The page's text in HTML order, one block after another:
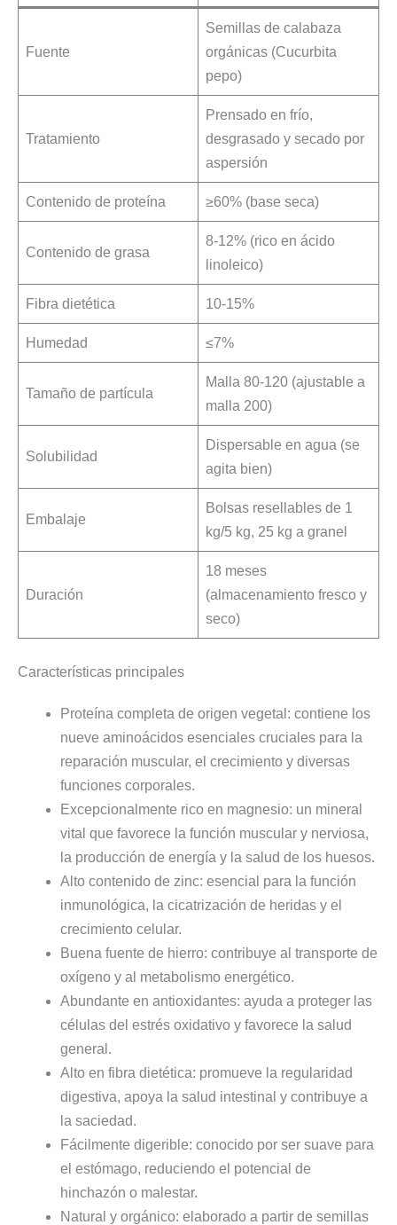
Fuente
Semillas de calabaza
orgánicas (Cucurbita
pepo)
Tratamiento
Prensado en frío,
desgrasado y secado por
aspersión
Contenido de proteína ≥60% (base seca)
Contenido de grasa
8-12% (rico en ácido
linoleico)
Fibra dietética 10-15%
Humedad ≤7%
Tamaño de partícula
Malla 80-120 (ajustable a
malla 200)
Solubilidad
Dispersable en agua (se
agita bien)
Embalaje
Bolsas resellables de 1
kg/5 kg, 25 kg a granel
Duración
18 meses
(almacenamiento fresco y
seco)
Características principales
Proteína completa de origen vegetal: contiene los
nueve aminoácidos esenciales cruciales para la
reparación muscular, el crecimiento y diversas
funciones corporales.
Excepcionalmente rico en magnesio: un mineral
vital que favorece la función muscular y nerviosa,
la producción de energía y la salud de los huesos.
Alto contenido de zinc: esencial para la función
inmunológica, la cicatrización de heridas y el
crecimiento celular.
Buena fuente de hierro: contribuye al transporte de
oxígeno y al metabolismo energético.
Abundante en antioxidantes: ayuda a proteger las
células del estrés oxidativo y favorece la salud
general.
Alto en fibra dietética: promueve la regularidad
digestiva, apoya la salud intestinal y contribuye a
la saciedad.
Fácilmente digerible: conocido por ser suave para
el estómago, reduciendo el potencial de
hinchazón o malestar.
Natural y orgánico: elaborado a partir de semillas